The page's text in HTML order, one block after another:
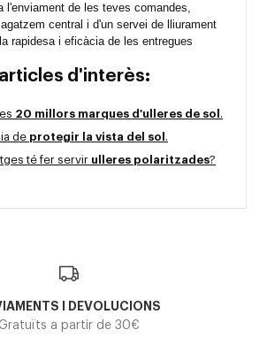
l'enviament de les teves comandes,
central i d'un servei de lliurament
rapidesa i eficàcia de les entregues
articles d'interès:
20 millors marques d'ulleres de sol .
de protegir la vista del sol .
té fer servir ulleres polaritzades?
I DEVOLUCIONS
a partir de 30€